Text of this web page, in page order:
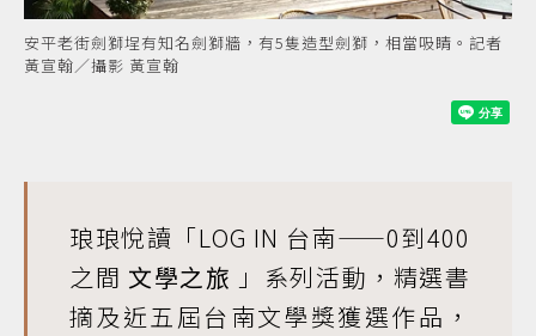
安平老街劍獅埕有知名劍獅牆，有5隻造型劍獅，相當吸睛。記者
黃宣翰／攝影 黃宣翰
琅琅悅讀「LOG IN 台南——0到400
之間 文學之旅 」系列活動，精選書
摘及近五屆台南文學獎獲選作品，